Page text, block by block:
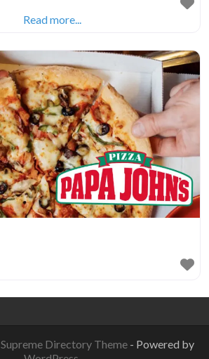
Read more...
Supreme Directory Theme - Powered by